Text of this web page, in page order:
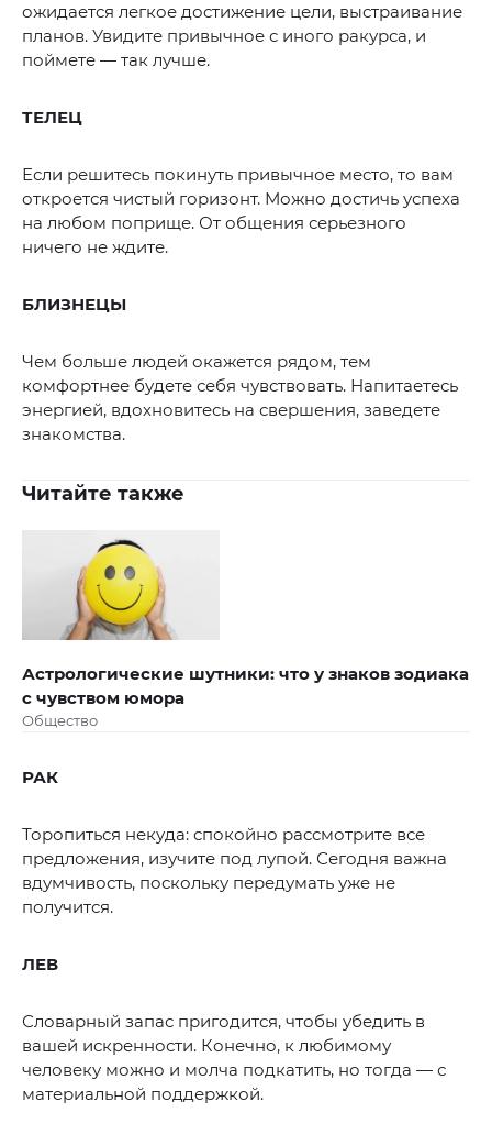
ожидается легкое достижение цели, выстраивание
планов. Увидите привычное с иного ракурса, и
поймете — так лучше.
ТЕЛЕЦ
Если решитесь покинуть привычное место, то вам
откроется чистый горизонт. Можно достичь успеха
на любом поприще. От общения серьезного
ничего не ждите.
БЛИЗНЕЦЫ
Чем больше людей окажется рядом, тем
комфортнее будете себя чувствовать. Напитаетесь
энергией, вдохновитесь на свершения, заведете
знакомства.
Читайте также
Астрологические шутники: что у знаков зодиака
с чувством юмора
Общество
РАК
Торопиться некуда: спокойно рассмотрите все
предложения, изучите под лупой. Сегодня важна
вдумчивость, поскольку передумать уже не
получится.
ЛЕВ
Словарный запас пригодится, чтобы убедить в
вашей искренности. Конечно, к любимому
человеку можно и молча подкатить, но тогда — с
материальной поддержкой.